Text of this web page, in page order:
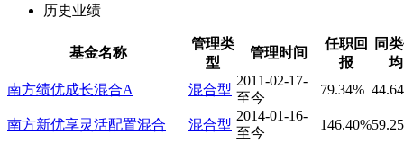
历史业绩
基金名称
管理类
型
管理时间
任职回
报
同
均
南方绩优成长混合A
混合型
2011-02-17-
至今
79.34%
南方新优享灵活配置混合 混合型
2014-01-16-
至今
146.40%